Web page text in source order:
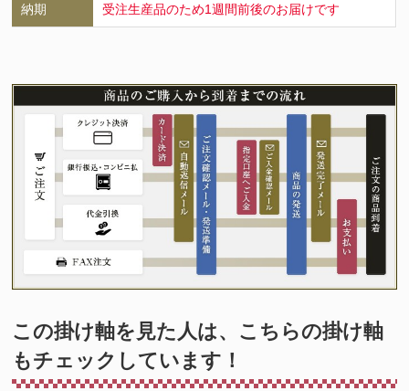
納期 受注生産品のため1週間前後のお届けです
この掛け軸を見た人は、こちらの掛け軸
もチェックしています！